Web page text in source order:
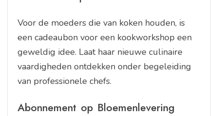
Voor de moeders die van koken houden, is
een cadeaubon voor een kookworkshop een
geweldig idee. Laat haar nieuwe culinaire
vaardigheden ontdekken onder begeleiding
van professionele chefs.
Abonnement op Bloemenlevering